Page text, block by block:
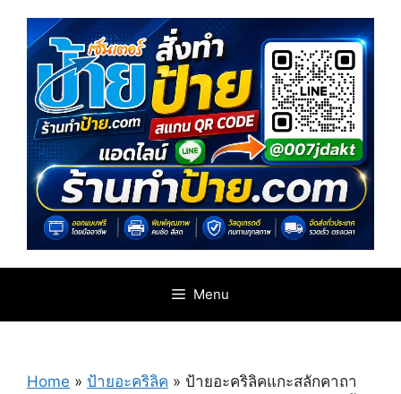
content
Menu
Home » ป้ายอะคริลิค » ป้ายอะคริลิคแกะสลักคาถา